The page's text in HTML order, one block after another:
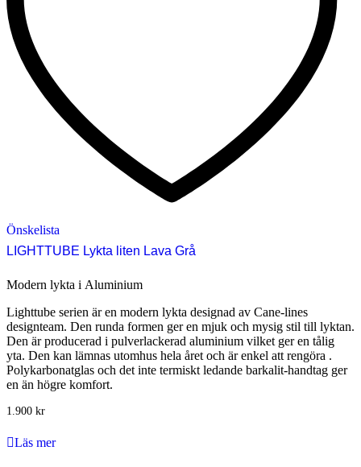
Önskelista
LIGHTTUBE Lykta liten Lava Grå
Modern lykta i Aluminium
Lighttube serien är en modern lykta designad av Cane-lines
designteam. Den runda formen ger en mjuk och mysig stil till lyktan.
Den är producerad i pulverlackerad aluminium vilket ger en tålig
yta. Den kan lämnas utomhus hela året och är enkel att rengöra .
Polykarbonatglas och det inte termiskt ledande barkalit-handtag ger
en än högre komfort.
1.900 kr
Läs mer